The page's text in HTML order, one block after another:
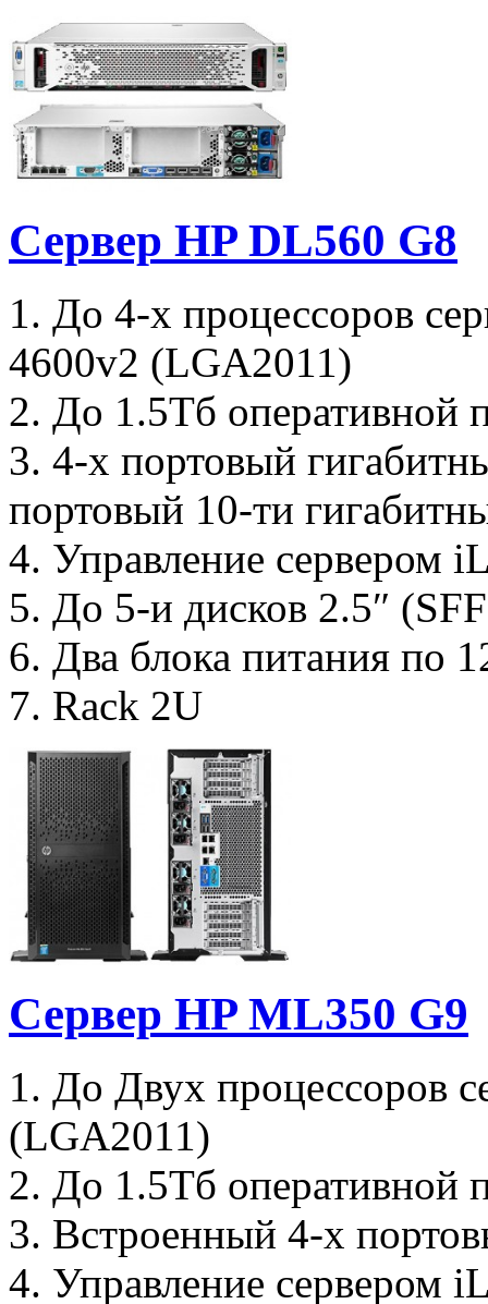
Сервер HP DL560 G8
1. До 4-х процессоров
4600v2 (LGA2011)
2. До 1.5Tб оперативной
3. 4-х портовый
портовый 10-ти
4. Управление сервером
5. До 5-и дисков 2.5″
6. Два блока питания по
7. Rack 2U
Сервер HP ML350 G9
1. До Двух процессоров
(LGA2011)
2. До 1.5Tб оперативной
3. Встроенный 4-х
4. Управление сервером